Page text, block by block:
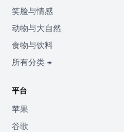
笑脸与情感
动物与大自然
食物与饮料
所有分类 →
平台
苹果
谷歌